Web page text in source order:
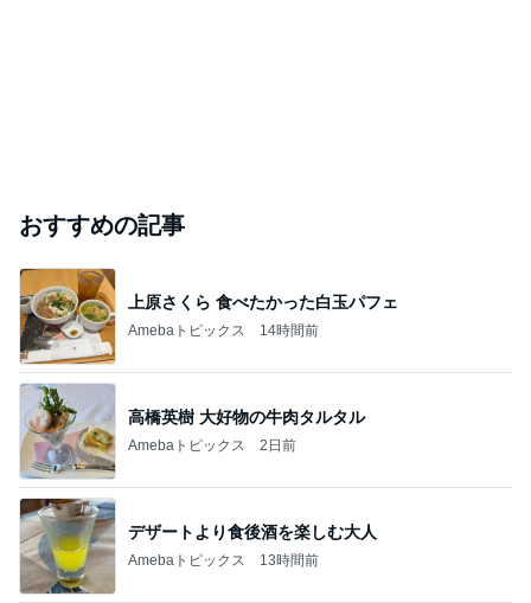
おすすめの記事
上原さくら 食べたかった白玉パフェ
Amebaトピックス 14時間前
高橋英樹 大好物の牛肉タルタル
Amebaトピックス 2日前
デザートより食後酒を楽しむ大人
Amebaトピックス 13時間前